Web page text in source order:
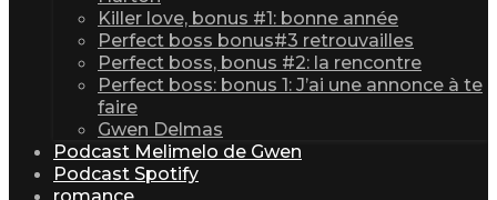
Killer love, bonus #1: bonne année
Perfect boss bonus#3 retrouvailles
Perfect boss, bonus #2: la rencontre
Perfect boss: bonus 1: J’ai une annonce à te
faire
Gwen Delmas
Podcast Melimelo de Gwen
Podcast Spotify